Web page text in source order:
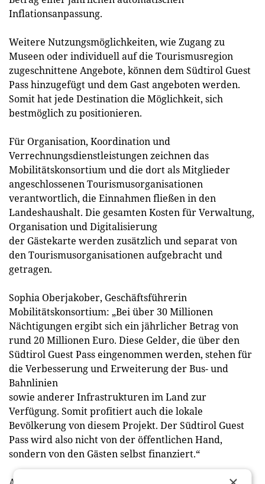
Inflationsanpassung.
Weitere Nutzungsmöglichkeiten, wie Zugang zu
Museen oder individuell auf die Tourismusregion
zugeschnittene Angebote, können dem Südtirol Guest
Pass hinzugefügt und dem Gast angeboten werden.
Somit hat jede Destination die Möglichkeit, sich
bestmöglich zu positionieren.
Für Organisation, Koordination und
Verrechnungsdienstleistungen zeichnen das
Mobilitätskonsortium und die dort als Mitglieder
angeschlossenen Tourismusorganisationen
verantwortlich, die Einnahmen fließen in den
Landeshaushalt. Die gesamten Kosten für Verwaltung,
Organisation und Digitalisierung
der Gästekarte werden zusätzlich und separat von
den Tourismusorganisationen aufgebracht und
getragen.
Sophia Oberjakober, Geschäftsführerin
Mobilitätskonsortium: „Bei über 30 Millionen
Nächtigungen ergibt sich ein jährlicher Betrag von
rund 20 Millionen Euro. Diese Gelder, die über den
Südtirol Guest Pass eingenommen werden, stehen für
die Verbesserung und Erweiterung der Bus- und
Bahnlinien
sowie anderer Infrastrukturen im Land zur
Verfügung. Somit profitiert auch die lokale
Bevölkerung von diesem Projekt. Der Südtirol Guest
Pass wird also nicht von der öffentlichen Hand,
sondern von den Gästen selbst finanziert.“